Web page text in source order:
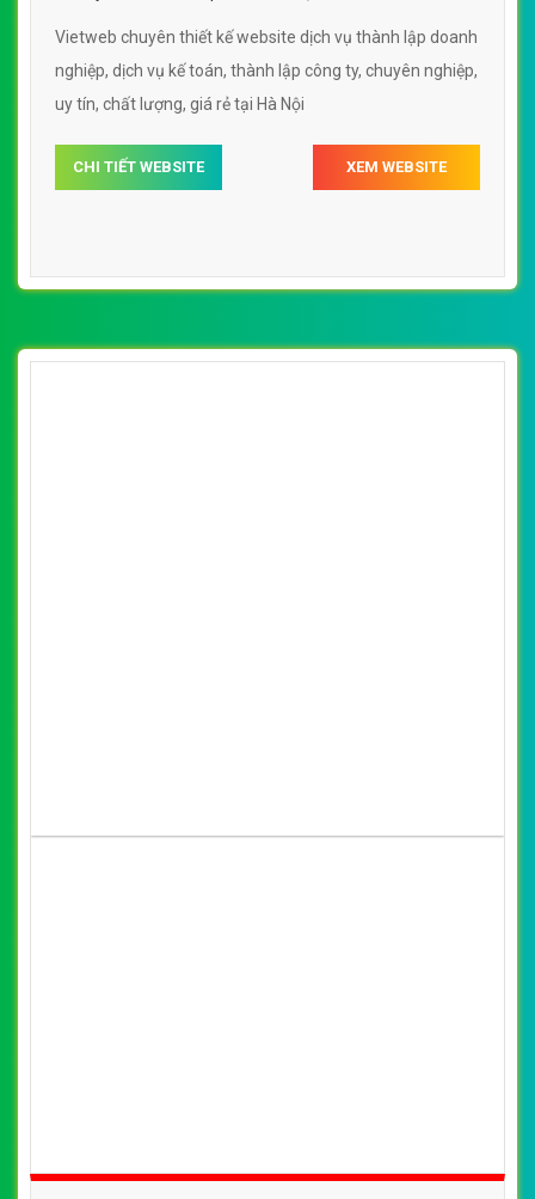
Vietweb chuyên thiết kế website dịch vụ thành lập doanh
nghiệp, dịch vụ kế toán, thành lập công ty, chuyên nghiệp,
uy tín, chất lượng, giá rẻ tại Hà Nội
CHI TIẾT WEBSITE XEM WEBSITE